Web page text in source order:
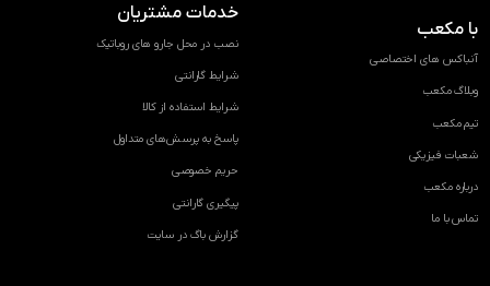
با مکعب
آنباکس های اختصاصی
وبلاگ مکعب
تیم مکعب
شعبات فیزیکی
درباره مکعب
تماس با ما
خدمات مشتریان
نصب در محل جارو های روباتیک
شرایط گارانتی
شرایط استفاده از کالا
پاسخ به پرسش‌های متداول
حریم خصوصی
پیگیری گارانتی
گزارش باگ در سایت